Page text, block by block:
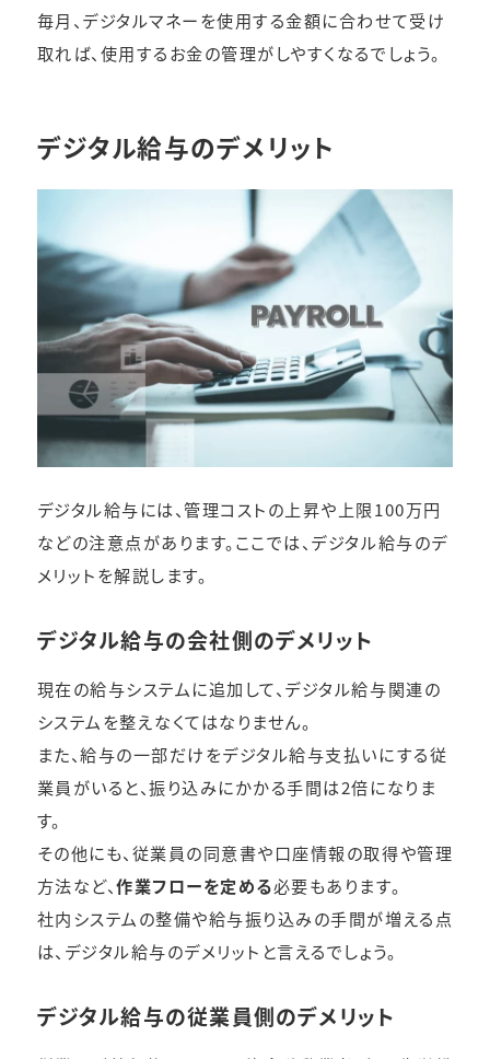
毎月、デジタルマネーを使用する金額に合わせて受け
取れば、使用するお金の管理がしやすくなるでしょう。
デジタル給与のデメリット
デジタル給与には、管理コストの上昇や上限100万円
などの注意点があります。ここでは、デジタル給与のデ
メリットを解説します。
デジタル給与の会社側のデメリット
現在の給与システムに追加して、デジタル給与関連の
システムを整えなくてはなりません。
また、給与の一部だけをデジタル給与支払いにする従
業員がいると、振り込みにかかる手間は2倍になりま
す。
その他にも、従業員の同意書や口座情報の取得や管理
方法など、作業フローを定める必要もあります。
社内システムの整備や給与振り込みの手間が増える点
は、デジタル給与のデメリットと言えるでしょう。
デジタル給与の従業員側のデメリット